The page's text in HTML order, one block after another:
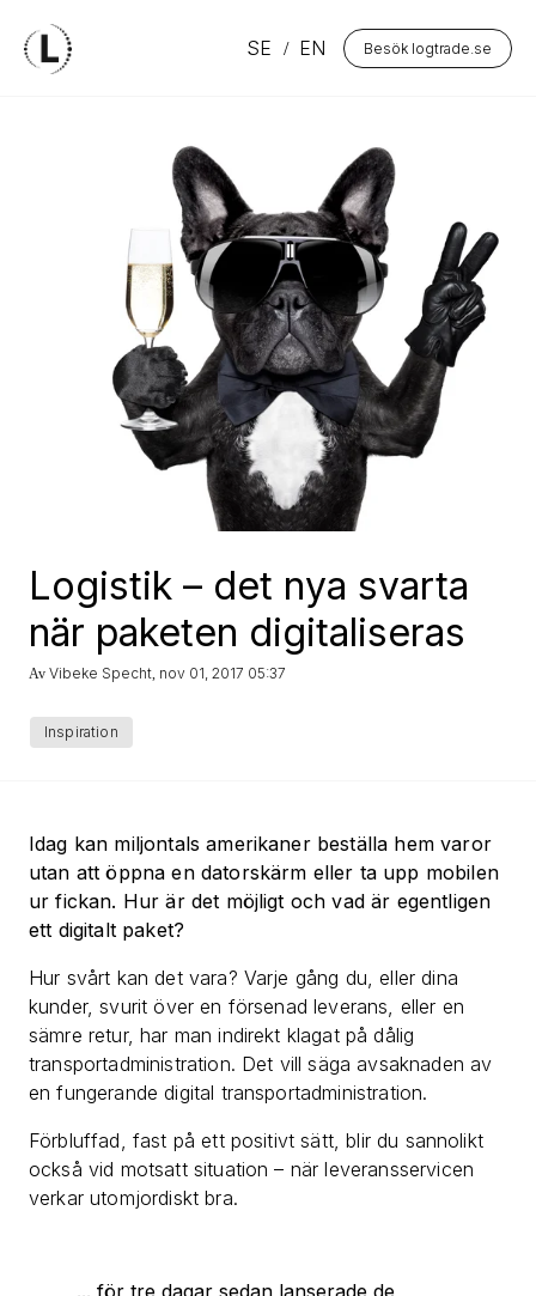
SE EN Besök logtrade.se
Logistik – det nya svarta
när paketen digitaliseras
Av Vibeke Specht nov 01, 2017 05:37
Inspiration
Idag kan miljontals amerikaner beställa hem varor
utan att öppna en datorskärm eller ta upp mobilen
ur fickan. Hur är det möjligt och vad är egentligen
ett digitalt paket?
Hur svårt kan det vara? Varje gång du, eller dina
kunder, svurit över en försenad leverans, eller en
sämre retur, har man indirekt klagat på dålig
transportadministration. Det vill säga avsaknaden av
en fungerande digital transportadministration.
Förbluffad, fast på ett positivt sätt, blir du sannolikt
också vid motsatt situation – när leveransservicen
verkar utomjordiskt bra.
... för tre dagar sedan lanserade de